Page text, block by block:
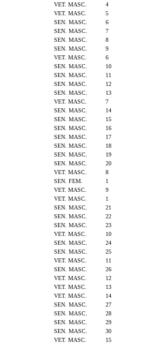
VET. MASC. 4
VET. MASC. 5
SEN. MASC. 6
SEN. MASC. 7
SEN. MASC. 8
SEN. MASC. 9
VET. MASC. 6
SEN. MASC. 10
SEN. MASC. 11
SEN. MASC. 12
SEN. MASC. 13
VET. MASC. 7
SEN. MASC. 14
SEN. MASC. 15
SEN. MASC. 16
SEN. MASC. 17
SEN. MASC. 18
SEN. MASC. 19
SEN. MASC. 20
VET. MASC. 8
SEN. FEM. 1
VET. MASC. 9
VET. MASC. 1
SEN. MASC. 21
SEN. MASC. 22
SEN. MASC. 23
VET. MASC. 10
SEN. MASC. 24
SEN. MASC. 25
VET. MASC. 11
SEN. MASC. 26
VET. MASC. 12
VET. MASC. 13
VET. MASC. 14
SEN. MASC. 27
SEN. MASC. 28
SEN. MASC. 29
SEN. MASC. 30
VET. MASC. 15